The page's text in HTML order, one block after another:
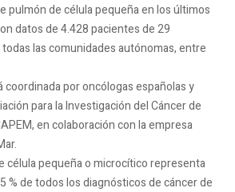
pulmón de célula pequeña en los últimos
datos de 4.428 pacientes de 29
las comunidades autónomas, entre
coordinada por oncólogas españolas y
para la Investigación del Cáncer de
en colaboración con la empresa
célula pequeña o microcítico representa
% de todos los diagnósticos de cáncer de